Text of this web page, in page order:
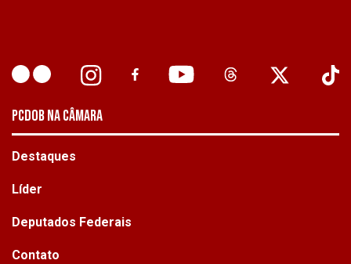
PCDOB NA CÂMARA
Destaques
Líder
Deputados Federais
Contato